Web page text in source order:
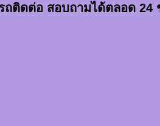
ถติดต่อ สอบถามได้ตลอด 24